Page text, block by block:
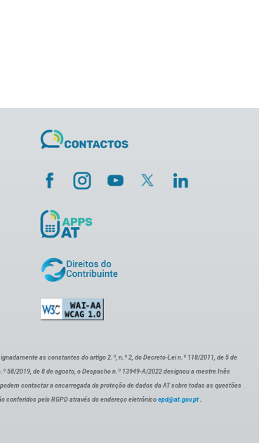
as constantes do artigo 2.º, n.º 2, do Decreto-Lei n.º 118/2011, de 5 de
58/2019, de 8 de agosto, o Despacho n.º 13949-A/2022 designou a mestre Inês
contactar a encarregada da proteção de dados da AT sobre todas as questões
conferidos pelo RGPD através do endereço eletrónico epd@at.gov.pt .